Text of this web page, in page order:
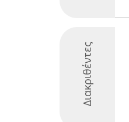
Διακριθέντες